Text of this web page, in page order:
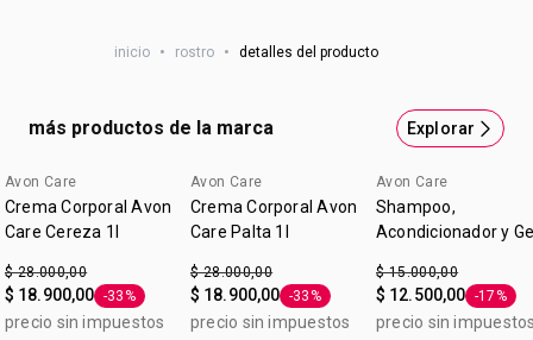
grasosa y de absorción rápida. Complementá tu rutina de
inicio • rostro • detalles del producto
más productos de la marca Explorar
Avon Care
Crema Corporal Avon
Care Cereza 1l
$ 28.000,00
$ 18.900,00 Etiqueta -33%
-33%
precio sin impuestos
Avon Care
Crema Corporal Avon
Care Palta 1l
$ 28.000,00
$ 18.900,00 Etiqueta -33%
-33%
precio sin impuestos
Avon Care
Shampoo,
Acondicionador y
Men 400ml
$ 15.000,00
$ 12.500,00 Etiqueta
-17%
precio sin